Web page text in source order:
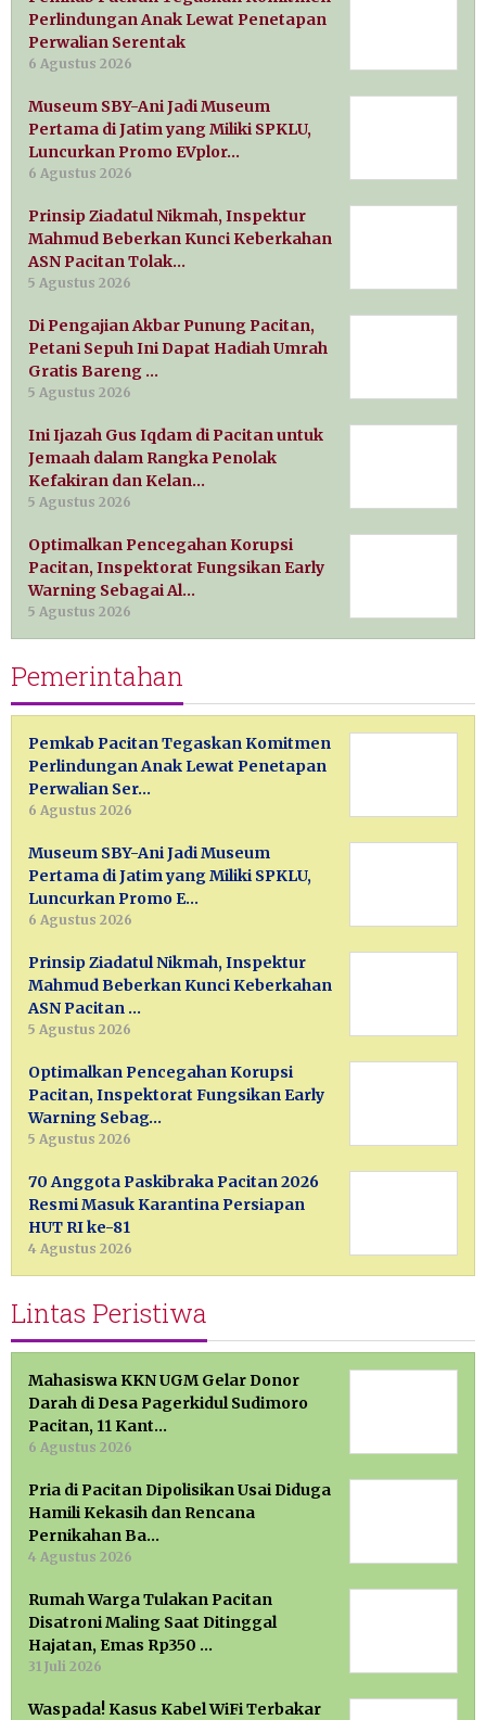
Perlindungan Anak Lewat Penetapan
Perwalian Serentak
6 Agustus 2026
Museum SBY-Ani Jadi Museum
Pertama di Jatim yang Miliki SPKLU,
Luncurkan Promo EVplor…
6 Agustus 2026
Prinsip Ziadatul Nikmah, Inspektur
Mahmud Beberkan Kunci Keberkahan
ASN Pacitan Tolak…
5 Agustus 2026
Di Pengajian Akbar Punung Pacitan,
Petani Sepuh Ini Dapat Hadiah Umrah
Gratis Bareng …
5 Agustus 2026
Ini Ijazah Gus Iqdam di Pacitan untuk
Jemaah dalam Rangka Penolak
Kefakiran dan Kelan…
5 Agustus 2026
Optimalkan Pencegahan Korupsi
Pacitan, Inspektorat Fungsikan Early
Warning Sebagai Al…
5 Agustus 2026
Pemerintahan
Pemkab Pacitan Tegaskan Komitmen
Perlindungan Anak Lewat Penetapan
Perwalian Ser…
6 Agustus 2026
Museum SBY-Ani Jadi Museum
Pertama di Jatim yang Miliki SPKLU,
Luncurkan Promo E…
6 Agustus 2026
Prinsip Ziadatul Nikmah, Inspektur
Mahmud Beberkan Kunci Keberkahan
ASN Pacitan …
5 Agustus 2026
Optimalkan Pencegahan Korupsi
Pacitan, Inspektorat Fungsikan Early
Warning Sebag…
5 Agustus 2026
70 Anggota Paskibraka Pacitan 2026
Resmi Masuk Karantina Persiapan
HUT RI ke-81
4 Agustus 2026
Lintas Peristiwa
Mahasiswa KKN UGM Gelar Donor
Darah di Desa Pagerkidul Sudimoro
Pacitan, 11 Kant…
6 Agustus 2026
Pria di Pacitan Dipolisikan Usai Diduga
Hamili Kekasih dan Rencana
Pernikahan Ba…
4 Agustus 2026
Rumah Warga Tulakan Pacitan
Disatroni Maling Saat Ditinggal
Hajatan, Emas Rp350 …
31 Juli 2026
Waspada! Kasus Kabel WiFi Terbakar